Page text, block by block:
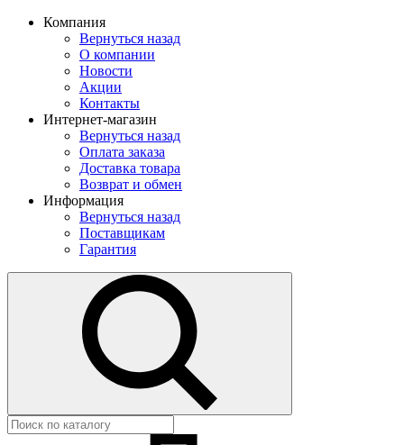
Компания
Вернуться назад
О компании
Новости
Акции
Контакты
Интернет-магазин
Вернуться назад
Оплата заказа
Доставка товара
Возврат и обмен
Информация
Вернуться назад
Поставщикам
Гарантия